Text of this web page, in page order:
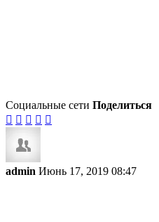
Социальные сети Поделиться
    
admin Июнь 17, 2019 08:47